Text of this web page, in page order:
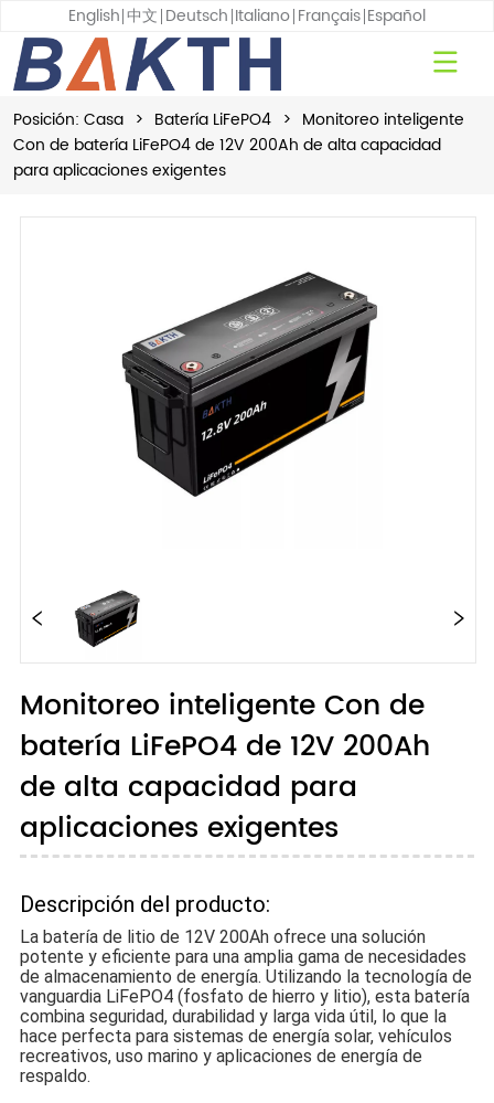
English 中文 Deutsch Italiano Français Español
Posición: Casa > Batería LiFePO4 > Monitoreo inteligente
Con de batería LiFePO4 de 12V 200Ah de alta capacidad
para aplicaciones exigentes
Monitoreo inteligente Con de
batería LiFePO4 de 12V 200Ah
de alta capacidad para
aplicaciones exigentes
Descripción del producto:
La batería de litio de 12V 200Ah ofrece una solución
potente y eficiente para una amplia gama de necesidades
de almacenamiento de energía. Utilizando la tecnología de
vanguardia LiFePO4 (fosfato de hierro y litio), esta batería
combina seguridad, durabilidad y larga vida útil, lo que la
hace perfecta para sistemas de energía solar, vehículos
recreativos, uso marino y aplicaciones de energía de
respaldo.